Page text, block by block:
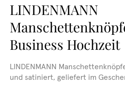
LINDENMANN
Business Hochzeit
LINDENMANN
und satiniert, geliefert im